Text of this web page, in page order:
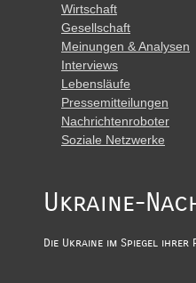
Wirtschaft
Gesellschaft
Meinungen & Analysen
Interviews
Lebensläufe
Pressemitteilungen
Nachrichtenroboter
Soziale Netzwerke
Ukraine-
Die Ukraine im Spiegel ihrer